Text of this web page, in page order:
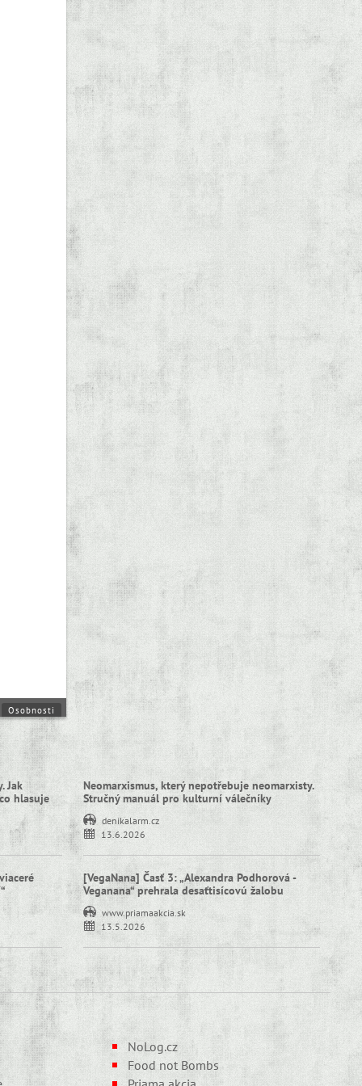
Osobnosti
Jak
hlasuje
Neomarxismus, který nepotřebuje neomarxisty.
Stručný manuál pro kulturní válečníky
denikalarm.cz
13.6.2026
[VegaNana] Časť 3: „Alexandra Podhorová -
Veganana“ prehrala desaťtisícovú žalobu
www.priamaakcia.sk
13.5.2026
NoLog.cz
Food not Bombs